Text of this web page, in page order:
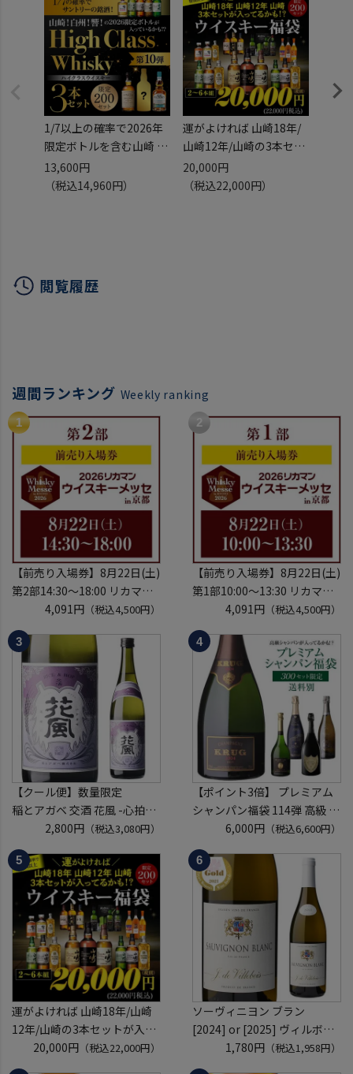
1/7以上の確率で2026年
限定ボトルを含む山崎 白
州 響などが入っているか
も！ハイクラスウイスキ
13,600円
（税込14,960円）
運がよければ 山崎18年/
山崎12年/山崎の3本セッ
トが入っているかも！？
ウイスキー福袋 2～6本組
20,000円
（税込22,000円）
閲覧履歴
週間ランキング Weekly ranking
【前売り入場券】8月22日(土)
第2部14:30～18:00 リカマン
ウイスキーメッセ in京都
2026 1枚
入場券となるeチケットは【8
月中旬】にメールにて配信予
※代引き決済不可
4,091円（税込4,500円）
【前売り入場券】8月22日(土)
第1部10:00～13:30 リカマン
ウイスキーメッセ in京都
2026 1枚
入場券となるeチケットは【8
月中旬】にメールにて配信予
※代引き決済不可
4,091円 （税込4,500円）
【クール便】数量限定
稲とアガベ 交酒 花風 -心拍-
KYOTO EDITION 720ml こう
しゅ はなかぜ craft sake クラ
フトサケ 秋田県 男鹿市
2,800円（税込3,080円）
【ポイント3倍】 プレミアム
シャンパン福袋 114弾 高級 シ
ャンパン を探せ トゥルベ ト
レゾール クリュッグ 2004 が
入ってるかも!? 【先着300
本】 シャンパン シャンパーニ
ュ リカーマウンテン 福袋 WK
くじ 【送
6,000円 （税込6,600円）
運がよければ 山崎18年/山崎
12年/山崎の3本セットが入っ
ているかも！？ ウイスキー福
袋 2～6本組 限定200セット
20,000円（税込22,000円）
ソーヴィニヨン ブラン
[2024] or [2025] ヴィルボワ
750ml フランス ロワール 辛
口 白ワイン 浜運A
1,780円 （税込1,958円）